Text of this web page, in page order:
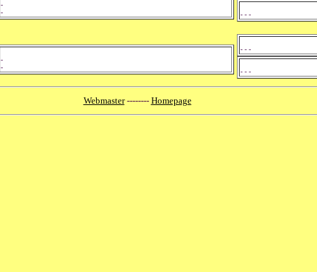
-
-
-
-
- - -
- - -
- - -
Webmaster-------- Homepage